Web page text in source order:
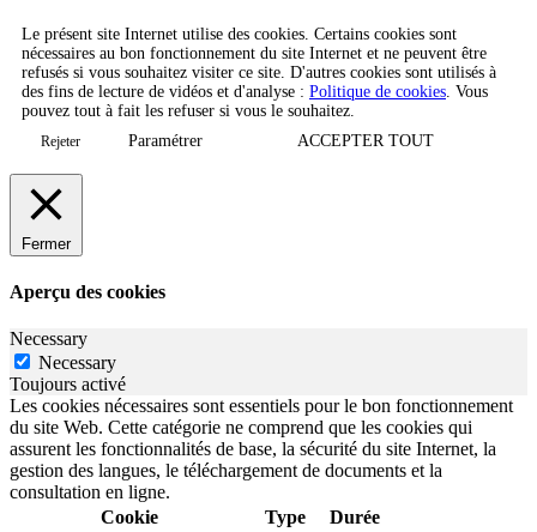
Le présent site Internet utilise des cookies. Certains cookies sont
nécessaires au bon fonctionnement du site Internet et ne peuvent être
refusés si vous souhaitez visiter ce site. D'autres cookies sont utilisés à
des fins de lecture de vidéos et d'analyse : Politique de cookies . Vous
pouvez tout à fait les refuser si vous le souhaitez.
Rejeter Paramétrer ACCEPTER TOUT
Fermer
Aperçu des cookies
Necessary
Necessary
Toujours activé
Les cookies nécessaires sont essentiels pour le bon fonctionnement
du site Web. Cette catégorie ne comprend que les cookies qui
assurent les fonctionnalités de base, la sécurité du site Internet, la
gestion des langues, le téléchargement de documents et la
consultation en ligne.
Cookie
Type Durée